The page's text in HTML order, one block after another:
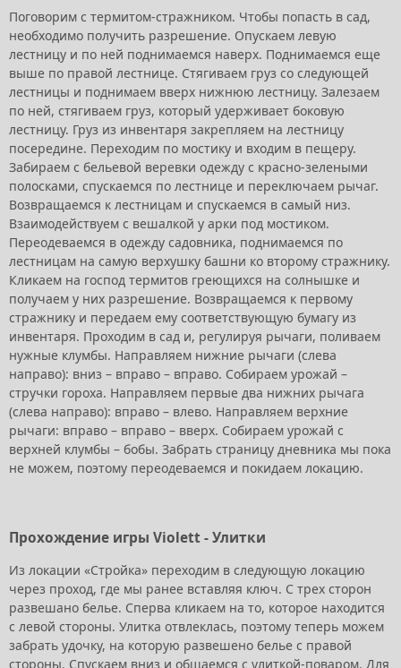
Поговорим с термитом-стражником. Чтобы попасть в сад,
необходимо получить разрешение. Опускаем левую
лестницу и по ней поднимаемся наверх. Поднимаемся еще
выше по правой лестнице. Стягиваем груз со следующей
лестницы и поднимаем вверх нижнюю лестницу. Залезаем
по ней, стягиваем груз, который удерживает боковую
лестницу. Груз из инвентаря закрепляем на лестницу
посередине. Переходим по мостику и входим в пещеру.
Забираем с бельевой веревки одежду с красно-зелеными
полосками, спускаемся по лестнице и переключаем рычаг.
Возвращаемся к лестницам и спускаемся в самый низ.
Взаимодействуем с вешалкой у арки под мостиком.
Переодеваемся в одежду садовника, поднимаемся по
лестницам на самую верхушку башни ко второму стражнику.
Кликаем на господ термитов греющихся на солнышке и
получаем у них разрешение. Возвращаемся к первому
стражнику и передаем ему соответствующую бумагу из
инвентаря. Проходим в сад и, регулируя рычаги, поливаем
нужные клумбы. Направляем нижние рычаги (слева
направо): вниз – вправо – вправо. Собираем урожай –
стручки гороха. Направляем первые два нижних рычага
(слева направо): вправо – влево. Направляем верхние
рычаги: вправо – вправо – вверх. Собираем урожай с
верхней клумбы – бобы. Забрать страницу дневника мы пока
не можем, поэтому переодеваемся и покидаем локацию.
Прохождение игры Violett - Улитки
Из локации «Стройка» переходим в следующую локацию
через проход, где мы ранее вставляя ключ. С трех сторон
развешано белье. Сперва кликаем на то, которое находится
с левой стороны. Улитка отвлеклась, поэтому теперь можем
забрать удочку, на которую развешено белье с правой
стороны. Спускаем вниз и общаемся с улиткой-поваром. Для